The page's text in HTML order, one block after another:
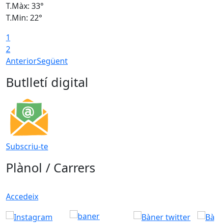
T.Màx: 33°
T.Min: 22°
1
2
AnteriorSegüent
Butlletí digital
Subscriu-te
Plànol / Carrers
Accedeix